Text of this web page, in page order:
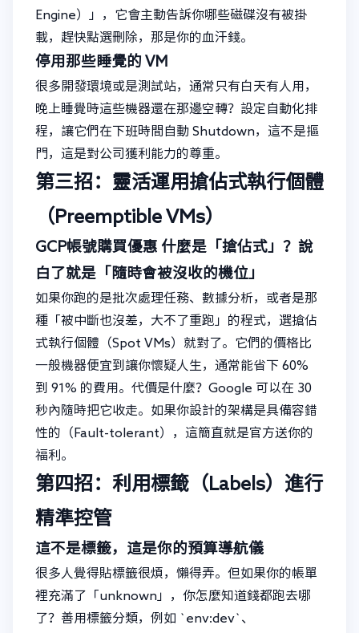
Engine）」，它會主動告訴你哪些磁碟沒有被掛
載，趕快點選刪除，那是你的血汗錢。
停用那些睡覺的 VM
很多開發環境或是測試站，通常只有白天有人用，
晚上睡覺時這些機器還在那邊空轉？設定自動化排
程，讓它們在下班時間自動 Shutdown，這不是摳
門，這是對公司獲利能力的尊重。
第三招：靈活運用搶佔式執行個體
（Preemptible VMs）
GCP帳號購買優惠 什麼是「搶佔式」？說
白了就是「隨時會被沒收的機位」
如果你跑的是批次處理任務、數據分析，或者是那
種「被中斷也沒差，大不了重跑」的程式，選搶佔
式執行個體（Spot VMs）就對了。它們的價格比
一般機器便宜到讓你懷疑人生，通常能省下 60%
到 91% 的費用。代價是什麼？Google 可以在 30
秒內隨時把它收走。如果你設計的架構是具備容錯
性的（Fault-tolerant），這簡直就是官方送你的
福利。
第四招：利用標籤（Labels）進行
精準控管
這不是標籤，這是你的預算導航儀
很多人覺得貼標籤很煩，懶得弄。但如果你的帳單
裡充滿了「unknown」，你怎麼知道錢都跑去哪
了？善用標籤分類，例如 `env:dev`、